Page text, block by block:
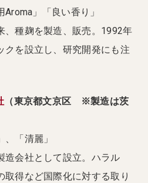
」「良い香り」
、種麹を製造、販売。1992年
クを設立し、研究開発にも注
（東京都文京区 ※製造は茨
「清麗」
造会社として設立。ハラル
取得など国際化に対する取り